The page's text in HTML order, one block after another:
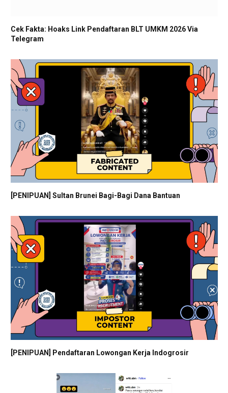
Cek Fakta: Hoaks Link Pendaftaran BLT UMKM 2026 Via
Telegram
[PENIPUAN] Sultan Brunei Bagi-Bagi Dana Bantuan
[PENIPUAN] Pendaftaran Lowongan Kerja Indogrosir